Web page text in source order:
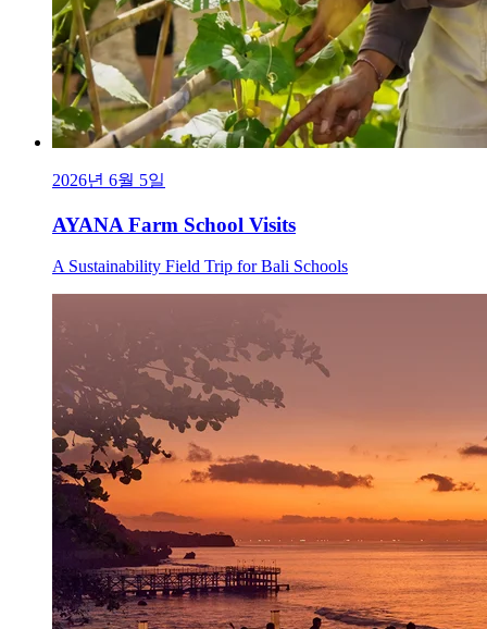
2026년 6월 5일
AYANA Farm School Visits
A Sustainability Field Trip for Bali Schools